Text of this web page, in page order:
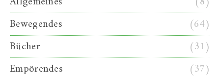
Bewegendes
(64)
Bücher
(31)
Empörendes
(37)